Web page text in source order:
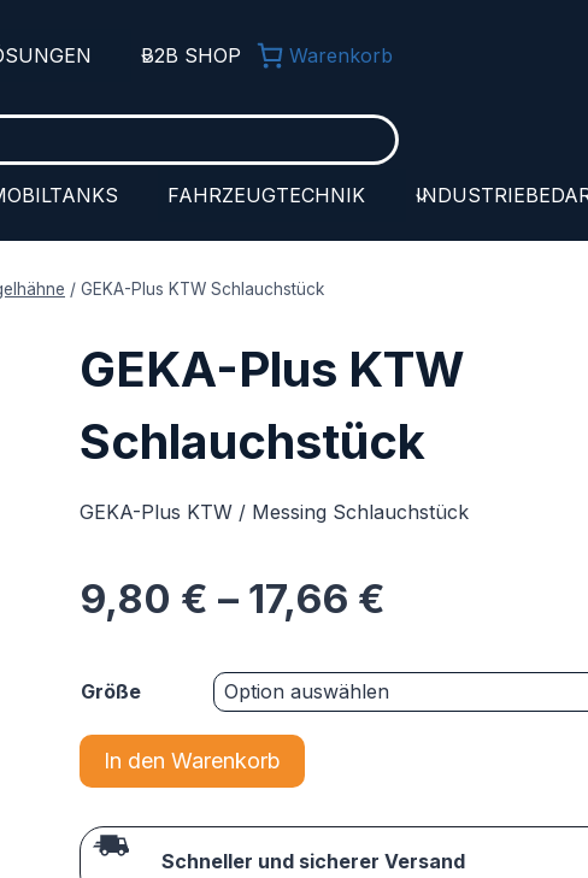
B2B SHOP Warenkorb
FAHRZEUGTECHNIK
/ GEKA-Plus KTW Schlauchstück
GEKA-Plus KTW
Schlauchstück
GEKA-Plus KTW / Messing Schlauchstück
9,80 € – 17,66 €
Größe
In den Warenkorb
Schneller und sicherer Versand